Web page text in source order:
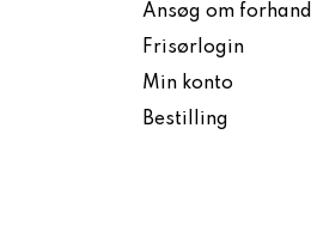
Ansøg om
Frisørlogin
Min konto
Bestilling